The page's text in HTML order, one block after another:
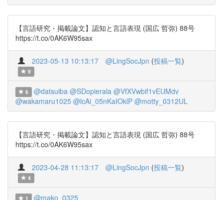
【言語研究・掲載論文】認知と言語表現 (国広 哲弥) 88号
https://t.co/0AK6W95sax
2023-05-13 10:13:17 @LingSocJpn (投稿一覧)
9
6 @datsuiba @SDopierala @VfXVwbif1vEUMdv
@wakamaru1025 @lcAi_05nKaIOklP @motty_0312UL
【言語研究・掲載論文】認知と言語表現 (国広 哲弥) 88号
https://t.co/0AK6W95sax
2023-04-28 11:13:17 @LingSocJpn (投稿一覧)
4
1 @mako_0325